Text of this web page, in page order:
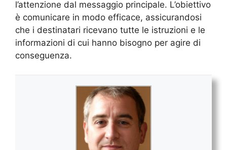
l’attenzione dal messaggio principale. L’obiettivo
è comunicare in modo efficace, assicurandosi
che i destinatari ricevano tutte le istruzioni e le
informazioni di cui hanno bisogno per agire di
conseguenza.